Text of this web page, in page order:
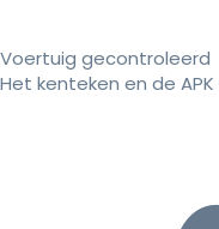
Voertuig gecontroleerd
Het kenteken en de